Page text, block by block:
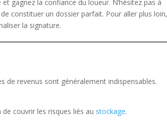
gagnez la confiance du loueur. N’hésitez pas à
constituer un dossier parfait. Pour aller plus loin,
la signature.
de revenus sont généralement indispensables.
couvrir les risques liés au stockage.